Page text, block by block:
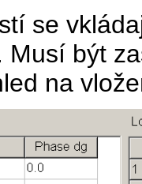
se
být
na